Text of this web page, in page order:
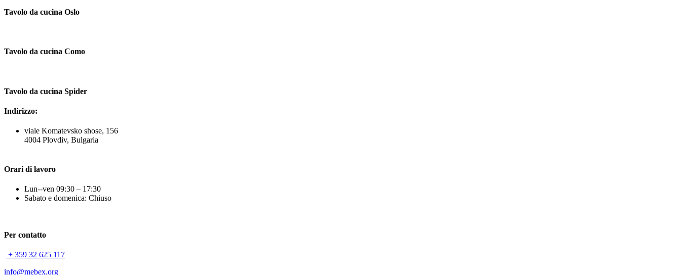
Tavolo da cucina Oslo
Tavolo da cucina Como
Tavolo da cucina Spider
Indirizzo:
viale Komatevsko shose, 156
4004 Plovdiv, Bulgaria
Orari di lavoro
Lun--ven 09:30 – 17:30
Sabato e domenica: Chiuso
Per contatto
+ 359 32 625 117
info@mebex.org